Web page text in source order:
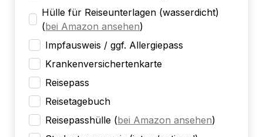
Hülle für Reiseunterlagen (wasserdicht)
(bei Amazon ansehen)
Impfausweis / ggf. Allergiepass
Krankenversichertenkarte
Reisepass
Reisetagebuch
Reisepasshülle (bei Amazon ansehen)